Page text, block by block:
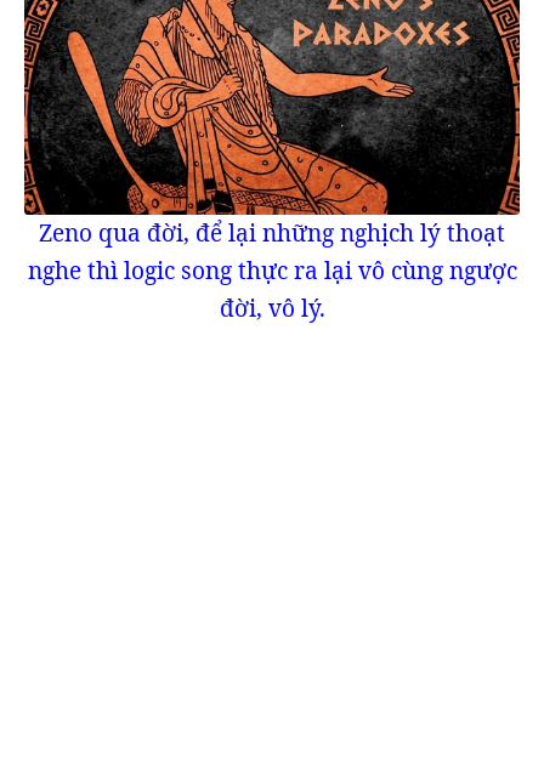
Zeno qua đời, để lại những nghịch lý thoạt
nghe thì logic song thực ra lại vô cùng ngược
đời, vô lý.